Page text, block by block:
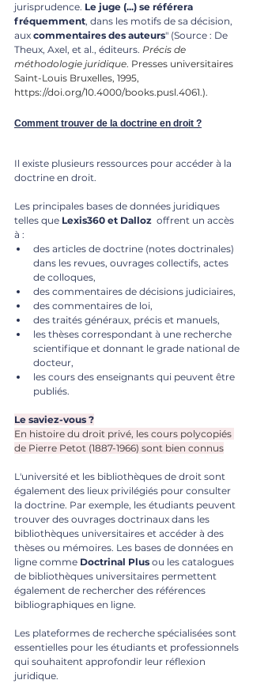
jurisprudence. Le juge (...) se référera
fréquemment, dans les motifs de sa décision,
aux commentaires des auteurs" (Source : De
Theux, Axel, et al., éditeurs. Précis de
méthodologie juridique. Presses universitaires
Saint-Louis Bruxelles, 1995,
https://doi.org/10.4000/books.pusl.4061.).
Comment trouver de la doctrine en droit ?
Il existe plusieurs ressources pour accéder à la
doctrine en droit.
Les principales bases de données juridiques
telles que Lexis360 et Dalloz offrent un accès
à :
des articles de doctrine (notes doctrinales)
dans les revues, ouvrages collectifs, actes
de colloques,
des commentaires de décisions judiciaires,
des commentaires de loi,
des traités généraux, précis et manuels,
les thèses correspondant à une recherche
scientifique et donnant le grade national de
docteur,
les cours des enseignants qui peuvent être
publiés.
Le saviez-vous ?
En histoire du droit privé, les cours polycopiés
de Pierre Petot (1887-1966) sont bien connus
L'université et les bibliothèques de droit sont
également des lieux privilégiés pour consulter
la doctrine. Par exemple, les étudiants peuvent
trouver des ouvrages doctrinaux dans les
bibliothèques universitaires et accéder à des
thèses ou mémoires. Les bases de données en
ligne comme Doctrinal Plus ou les catalogues
de bibliothèques universitaires permettent
également de rechercher des références
bibliographiques en ligne.
Les plateformes de recherche spécialisées sont
essentielles pour les étudiants et professionnels
qui souhaitent approfondir leur réflexion
juridique.